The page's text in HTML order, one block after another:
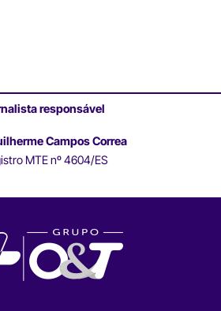
responsável
Campos Correa
MTE nº 4604/ES